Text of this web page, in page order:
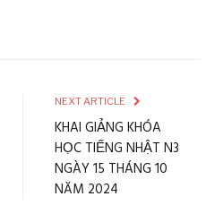
NEXT ARTICLE
KHAI GIẢNG KHÓA
HỌC TIẾNG NHẬT N3
NGÀY 15 THÁNG 10
NĂM 2024